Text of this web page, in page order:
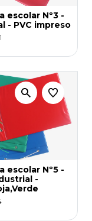
escolar Nº3 -
- PVC impreso
escolar Nº5 -
-